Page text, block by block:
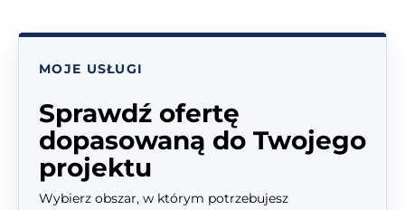
MOJE USŁUGI
Sprawdź ofertę
dopasowaną do Twojego
projektu
Wybierz obszar, w którym potrzebujesz